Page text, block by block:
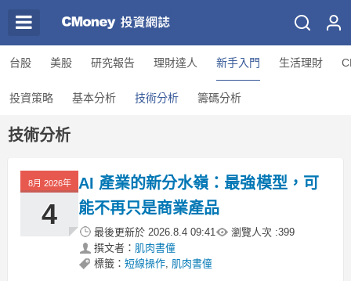
台股 美股 研究報告 理財達人 新手入門 生活理財
投資策略 基本分析 技術分析 籌碼分析
技術分析
8月 2026年
4
AI 產業的新分水嶺：最強模型，可
能不再只是商業產品
最後更新於 2026.8.4 09:41 瀏覽人次 :399
撰文者： 肌肉書僮
標籤： 短線操作, 肌肉書僮